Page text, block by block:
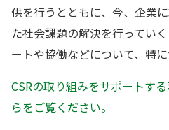
供を行うとともに、今、企業
た社会課題の解決を行ってい
ートや協働などについて、特
CSRの取り組みをサポートす
らをご覧ください。